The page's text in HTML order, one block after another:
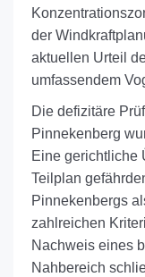
der
aktuellen Urteil
umfassendem
Die defizitäre
Pinnekenberg
Eine gerichtliche
Teilplan
Pinnekenbergs
zahlreichen
Nachweis eines
Nahbereich